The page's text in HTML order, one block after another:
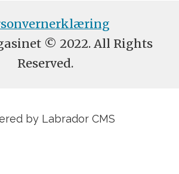
© 2022. All Rights
Reserved.
by Labrador CMS